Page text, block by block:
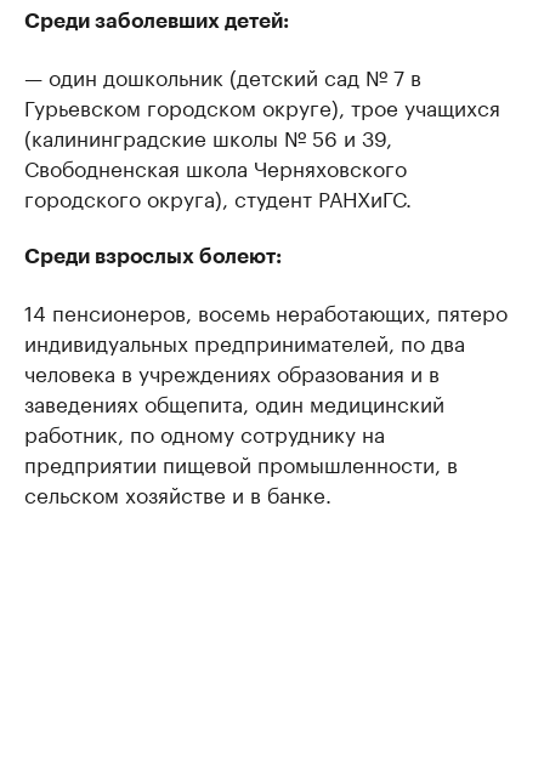
Среди заболевших детей:
— один дошкольник (детский сад № 7 в
Гурьевском городском округе), трое учащихся
(калининградские школы № 56 и 39,
Свободненская школа Черняховского
городского округа), студент РАНХиГС.
Среди взрослых болеют:
14 пенсионеров, восемь неработающих, пятеро
индивидуальных предпринимателей, по два
человека в учреждениях образования и в
заведениях общепита, один медицинский
работник, по одному сотруднику на
предприятии пищевой промышленности, в
сельском хозяйстве и в банке.